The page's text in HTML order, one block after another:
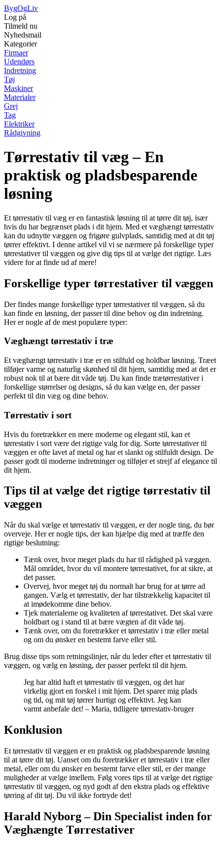
BygOgLiv
Log på
Tilmeld nu
Nyhedsmail
Kategorier
Firmaer
Udendørs
Indretning
Tøj
Maskiner
Materialer
Grej
Tag
Elektriker
Rådgivning
Tørrestativ til væg – En
praktisk og pladsbesparende
løsning
Et tørrestativ til væg er en fantastisk løsning til at tørre dit tøj, især
hvis du har begrænset plads i dit hjem. Med et væghængt tørrestativ
kan du udnytte væggen og frigøre gulvplads, samtidig med at dit tøj
tørrer effektivt. I denne artikel vil vi se nærmere på forskellige typer
tørrestativer til væggen og give dig tips til at vælge det rigtige. Læs
videre for at finde ud af mere!
Forskellige typer tørrestativer til væggen
Der findes mange forskellige typer tørrestativer til væggen, så du
kan finde en løsning, der passer til dine behov og din indretning.
Her er nogle af de mest populære typer:
Væghængt tørrestativ i træ
Et væghængt tørrestativ i træ er en stilfuld og holdbar løsning. Træet
tilføjer varme og naturlig skønhed til dit hjem, samtidig med at det er
robust nok til at bære dit våde tøj. Du kan finde trætørrestativer i
forskellige størrelser og designs, så du kan vælge en, der passer
perfekt til din væg og dine behov.
Tørrestativ i sort
Hvis du foretrækker en mere moderne og elegant stil, kan et
tørrestativ i sort være det rigtige valg for dig. Sorte tørrestativer til
væggen er ofte lavet af metal og har et slankt og stilfuldt design. De
passer godt til moderne indretninger og tilføjer et strejf af elegance til
dit hjem.
Tips til at vælge det rigtige tørrestativ til
væggen
Når du skal vælge et tørrestativ til væggen, er der nogle ting, du bør
overveje. Her er nogle tips, der kan hjælpe dig med at træffe den
rigtige beslutning:
Tænk over, hvor meget plads du har til rådighed på væggen.
Mål området, hvor du vil montere tørrestativet, for at sikre, at
det passer.
Overvej, hvor meget tøj du normalt har brug for at tørre ad
gangen. Vælg et tørrestativ, der har tilstrækkelig kapacitet til
at imødekomme dine behov.
Tjek materialerne og kvaliteten af tørrestativet. Det skal være
holdbart og i stand til at bære vægten af dit våde tøj.
Tænk over, om du foretrækker et tørrestativ i træ eller metal
og om du ønsker en bestemt farve eller stil.
Brug disse tips som retningslinjer, når du leder efter et tørrestativ til
væggen, og vælg en løsning, der passer perfekt til dit hjem.
Jeg har altid haft et tørrestativ til væggen, og det har
virkelig gjort en forskel i mit hjem. Det sparer mig plads
og tid, og mit tøj tørrer hurtigt og effektivt. Jeg kan
varmt anbefale det! – Maria, tidligere tørrestativ-bruger
Konklusion
Et tørrestativ til væggen er en praktisk og pladsbesparende løsning
til at tørre dit tøj. Uanset om du foretrækker et tørrestativ i træ eller
metal, eller om du ønsker en bestemt farve eller stil, er der mange
muligheder at vælge imellem. Følg vores tips til at vælge det rigtige
tørrestativ til væggen, og nyd godt af den ekstra plads og effektive
tørring af dit tøj. Du vil ikke fortryde det!
Harald Nyborg – Din Specialist inden for
Væghængte Tørrestativer